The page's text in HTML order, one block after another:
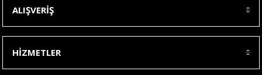
ALIŞVERİŞ
HİZMETLER